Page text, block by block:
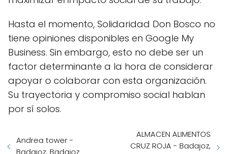
Hasta el momento, Solidaridad Don Bosco no
tiene opiniones disponibles en Google My
Business. Sin embargo, esto no debe ser un
factor determinante a la hora de considerar
apoyar o colaborar con esta organización.
Su trayectoria y compromiso social hablan
por sí solos.
Andrea tower -
Badajoz, Badajoz
ALMACEN ALIMENTOS
CRUZ ROJA - Badajoz,